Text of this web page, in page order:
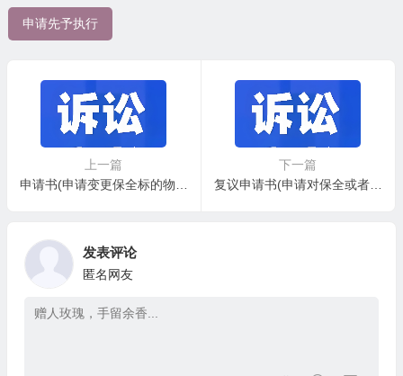
申请先予执行
上一篇
申请书(申请变更保全标的物用)
下一篇
复议申请书(申请对保全或者先予执行裁定复议用)
发表评论
匿名网友